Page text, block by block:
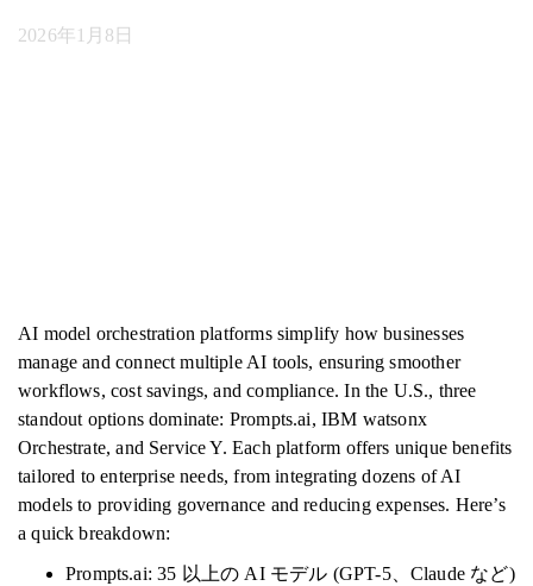
2026年1月8日
AI model orchestration platforms simplify how businesses
manage and connect multiple AI tools, ensuring smoother
workflows, cost savings, and compliance. In the U.S., three
standout options dominate: Prompts.ai, IBM watsonx
Orchestrate, and Service Y. Each platform offers unique benefits
tailored to enterprise needs, from integrating dozens of AI
models to providing governance and reducing expenses. Here’s
a quick breakdown:
Prompts.ai: 35 以上の AI モデル (GPT-5、Claude など)